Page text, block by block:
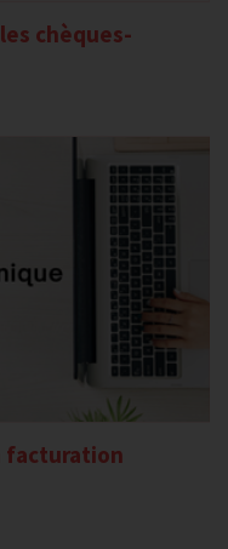
chèques-
facturation